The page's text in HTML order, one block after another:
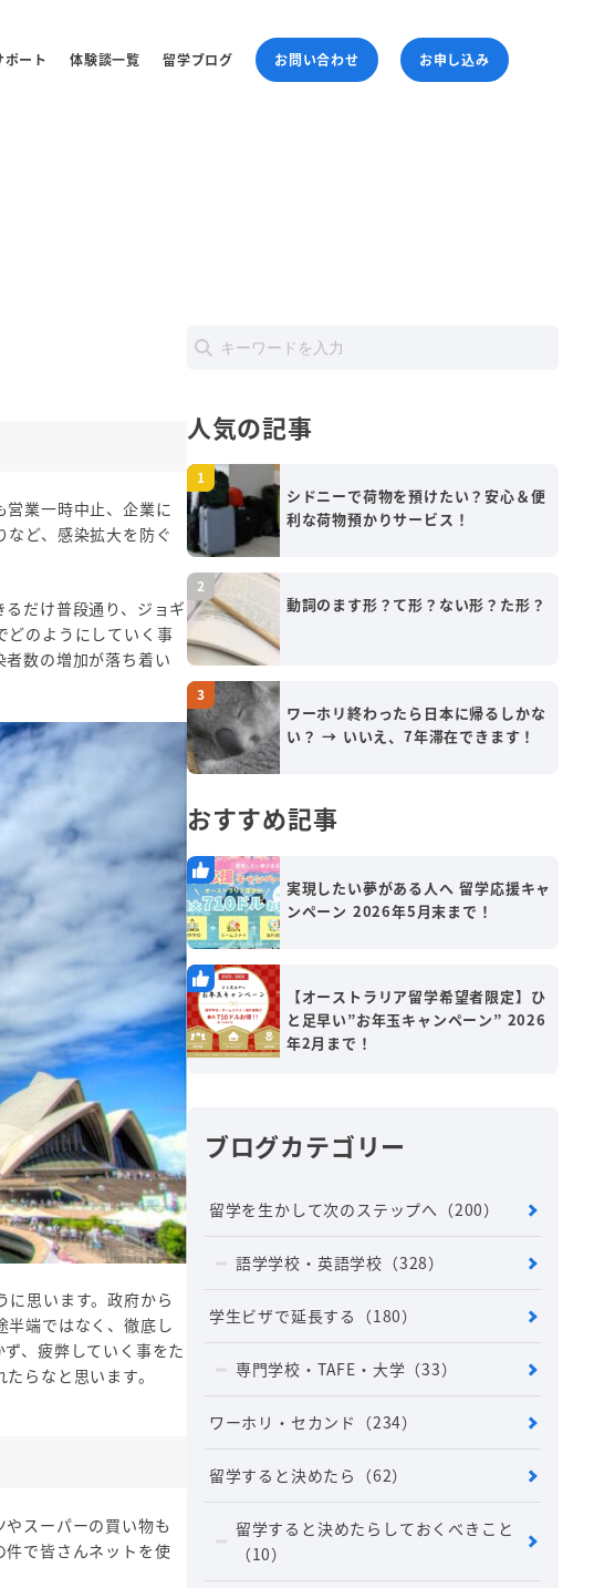
ポート 体験談一覧 留学ブログ お問い合わせ お申し込み
営業一時中止、企業に
ど、感染拡大を防ぐ
だけ普段通り、ジョギ
どのようにしていく事
数の増加が落ち着い
に思います。政府から
半端ではなく、徹底し
、疲弊していく事をた
らなと思います。
スーパーの買い物も
件で皆さんネットを使
人気の記事
シドニーで荷物を預けたい？安心＆便
利な荷物預かりサービス！
動詞のます形？て形？ない形？た形？
ワーホリ終わったら日本に帰るしかな
い？ → いいえ、7年滞在できます！
おすすめ記事
実現したい夢がある人へ 留学応援キャ
ンペーン 2026年5月末まで！
【オーストラリア留学希望者限定】ひ
と足早い”お年玉キャンペーン” 2026
年2月まで！
ブログカテゴリー
留学を生かして次のステップへ （200）
語学学校・英語学校 （328）
学生ビザで延長する （180）
専門学校・TAFE・大学 （33）
ワーホリ・セカンド （234）
留学すると決めたら （62）
留学すると決めたらしておくべきこと
（10）